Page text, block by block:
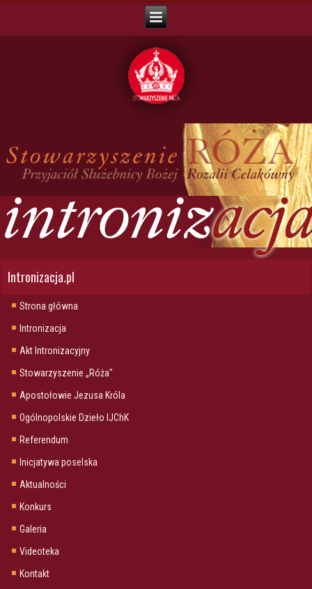
Intronizacja.pl
Strona główna
Intronizacja
Akt Intronizacyjny
Stowarzyszenie „Róża"
Apostołowie Jezusa Króla
Ogólnopolskie Dzieło IJChK
Referendum
Inicjatywa poselska
Aktualności
Konkurs
Galeria
Videoteka
Kontakt